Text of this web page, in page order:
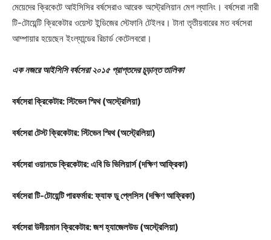
Champs21
মেয়েদের ক্রিকেটে আইসিসির বর্ষসেরাও আরেক অস্ট্রেলিয়ান মেগ ল্যানিং। বর্ষসেরা নারী
টি-টোয়েন্টি ক্রিকেটার ওয়েস্ট ইন্ডিজের স্টেফানি টেইলর। টানা তৃতীয়বারের মত বর্ষসেরা
আম্পায়ার হয়েছেন ইংল্যান্ডের রিচার্ড কেটেলবরো।
এক নজরে আইসিসি বর্ষসেরা ২০১৫ প্রাপ্তদের চূড়ান্ত তালিকা
বর্ষসেরা ক্রিকেটার: স্টিভেন স্মিথ (অস্ট্রেলিয়া)
বর্ষসেরা টেস্ট ক্রিকেটার: স্টিভেন স্মিথ (অস্ট্রেলিয়া)
বর্ষসেরা ওয়ানডে ক্রিকেটার: এবি ডি ভিলিয়ার্স (দক্ষিণ আফ্রিকা)
বর্ষসেরা টি-টোয়েন্টি পারফর্মার: ফ্যাফ ডু প্লেসিস (দক্ষিণ আফ্রিকা)
বর্ষসেরা উদীয়মান ক্রিকেটার: জশ হ্যাজেলউড (অস্ট্রেলিয়া)